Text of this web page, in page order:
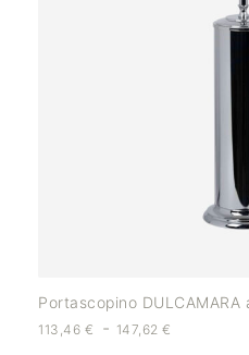
Portascopino
113,46 € - 147,62€